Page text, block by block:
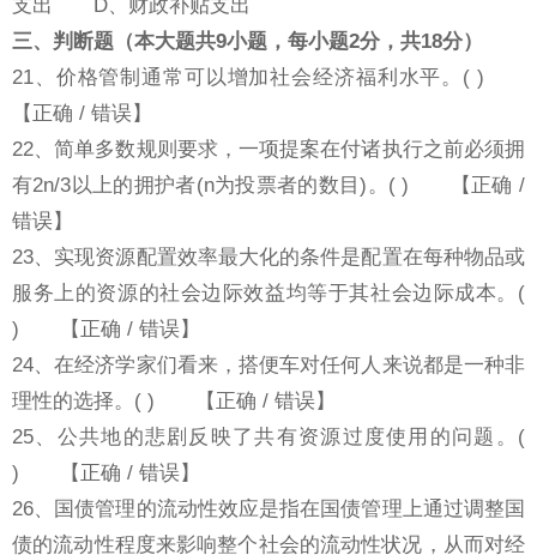
三、判断题（本大题共9小题，每小题2分，共18分）
21、价格管制通常可以增加社会经济福利水平。( )
【正确 / 错误】
22、简单多数规则要求，一项提案在付诸执行之前必须拥
有2n/3以上的拥护者(n为投票者的数目)。( ) 【正确 /
错误】
23、实现资源配置效率最大化的条件是配置在每种物品或
服务上的资源的社会边际效益均等于其社会边际成本。(
) 【正确 / 错误】
24、在经济学家们看来，搭便车对任何人来说都是一种非
理性的选择。( ) 【正确 / 错误】
25、公共地的悲剧反映了共有资源过度使用的问题。(
) 【正确 / 错误】
26、国债管理的流动性效应是指在国债管理上通过调整国
债的流动性程度来影响整个社会的流动性状况，从而对经